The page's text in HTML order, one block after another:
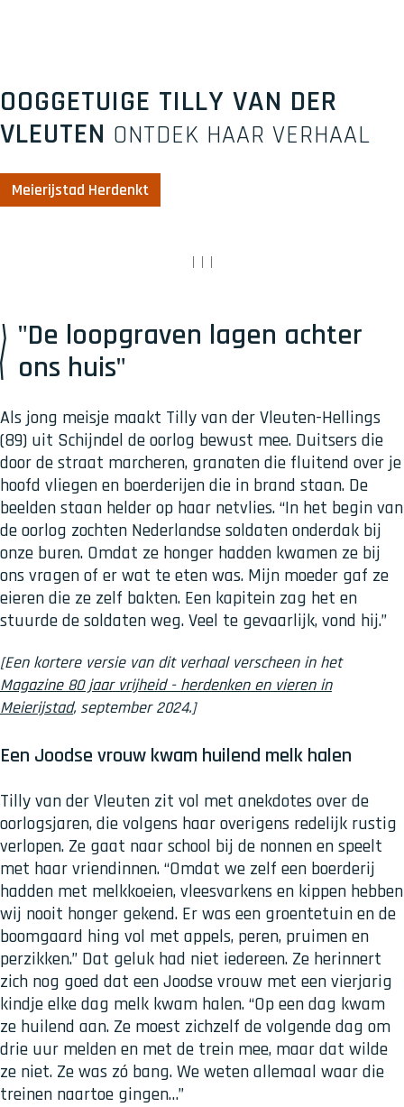
OOGGETUIGE TILLY VAN DER
VLEUTEN ONTDEK HAAR VERHAAL
Meierijstad Herdenkt
| | |
"De loopgraven lagen achter
ons huis"
Als jong meisje maakt Tilly van der Vleuten-Hellings
(89) uit Schijndel de oorlog bewust mee. Duitsers die
door de straat marcheren, granaten die fluitend over je
hoofd vliegen en boerderijen die in brand staan. De
beelden staan helder op haar netvlies. “In het begin van
de oorlog zochten Nederlandse soldaten onderdak bij
onze buren. Omdat ze honger hadden kwamen ze bij
ons vragen of er wat te eten was. Mijn moeder gaf ze
eieren die ze zelf bakten. Een kapitein zag het en
stuurde de soldaten weg. Veel te gevaarlijk, vond hij.”
[Een kortere versie van dit verhaal verscheen in het
Magazine 80 jaar vrijheid - herdenken en vieren in
Meierijstad, september 2024.]
Een Joodse vrouw kwam huilend melk halen
Tilly van der Vleuten zit vol met anekdotes over de
oorlogsjaren, die volgens haar overigens redelijk rustig
verlopen. Ze gaat naar school bij de nonnen en speelt
met haar vriendinnen. “Omdat we zelf een boerderij
hadden met melkkoeien, vleesvarkens en kippen hebben
wij nooit honger gekend. Er was een groentetuin en de
boomgaard hing vol met appels, peren, pruimen en
perzikken.” Dat geluk had niet iedereen. Ze herinnert
zich nog goed dat een Joodse vrouw met een vierjarig
kindje elke dag melk kwam halen. “Op een dag kwam
ze huilend aan. Ze moest zichzelf de volgende dag om
drie uur melden en met de trein mee, maar dat wilde
ze niet. Ze was zó bang. We weten allemaal waar die
treinen naartoe gingen…”